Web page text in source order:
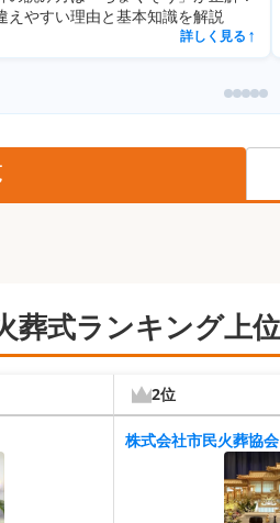
理由と基本知識を解説
詳しく見る↗
わない
葬式ランキング上
2位
株式会社市民火葬協会